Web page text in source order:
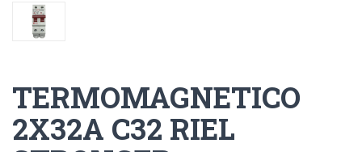
TERMOMAGNETICO
2X32A C32 RIEL